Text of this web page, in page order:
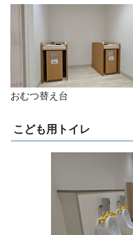
おむつ替え台
こども用トイレ